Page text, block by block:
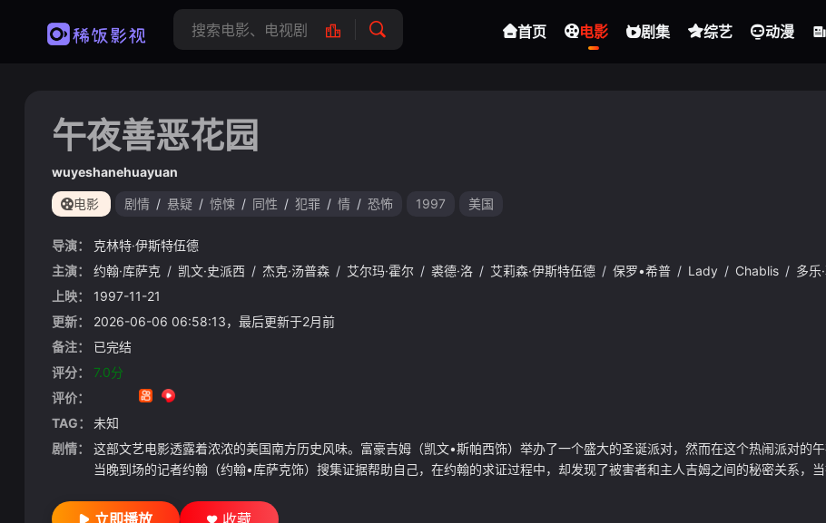
首页 电影 剧集 综艺 动漫
午夜善恶花园
wuyeshanehuayuan
电影 剧情 / 悬疑 / 惊悚 / 同性 / 犯罪 / 情 / 恐怖 1997 美国
导演：
克林特·伊斯特伍德
主演：
约翰·库萨克 / 凯文·史派西 / 杰克·汤普森 / 艾尔玛·霍尔 / 裘德·洛 / 艾莉森·伊斯特伍德 / 保罗•希普 / Lady / Chablis / 多乐
上映：
1997-11-21
更新：
2026-06-06 06:58:13，最后更新于2月前
备注：
已完结
评分：
7.0分
评价：
TAG：
未知
剧情：
这部文艺电影透露着浓浓的美国南方历史风味。富豪吉姆（凯文•斯帕西饰）举办了一个盛大的圣诞派对，然而在这个热闹派对的
当晚到场的记者约翰（约翰•库萨克饰）搜集证据帮助自己，在约翰的求证过程中，却发现了被害者和主人吉姆之间的秘密关系，
立即播放 收藏